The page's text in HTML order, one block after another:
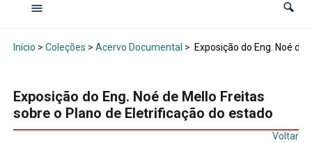
Início > Coleções > Acervo Documental > Exposição do Eng. Noé
Exposição do Eng. Noé de Mello Freitas
sobre o Plano de Eletrificação do estado
Voltar